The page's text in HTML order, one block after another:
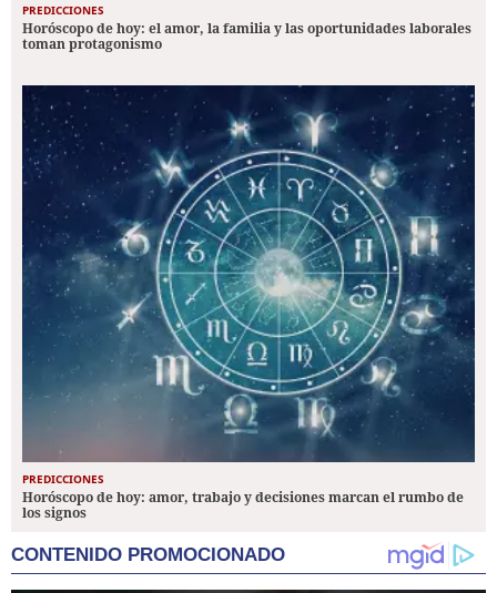
PREDICCIONES
Horóscopo de hoy: el amor, la familia y las oportunidades laborales
toman protagonismo
PREDICCIONES
Horóscopo de hoy: amor, trabajo y decisiones marcan el rumbo de
los signos
CONTENIDO PROMOCIONADO